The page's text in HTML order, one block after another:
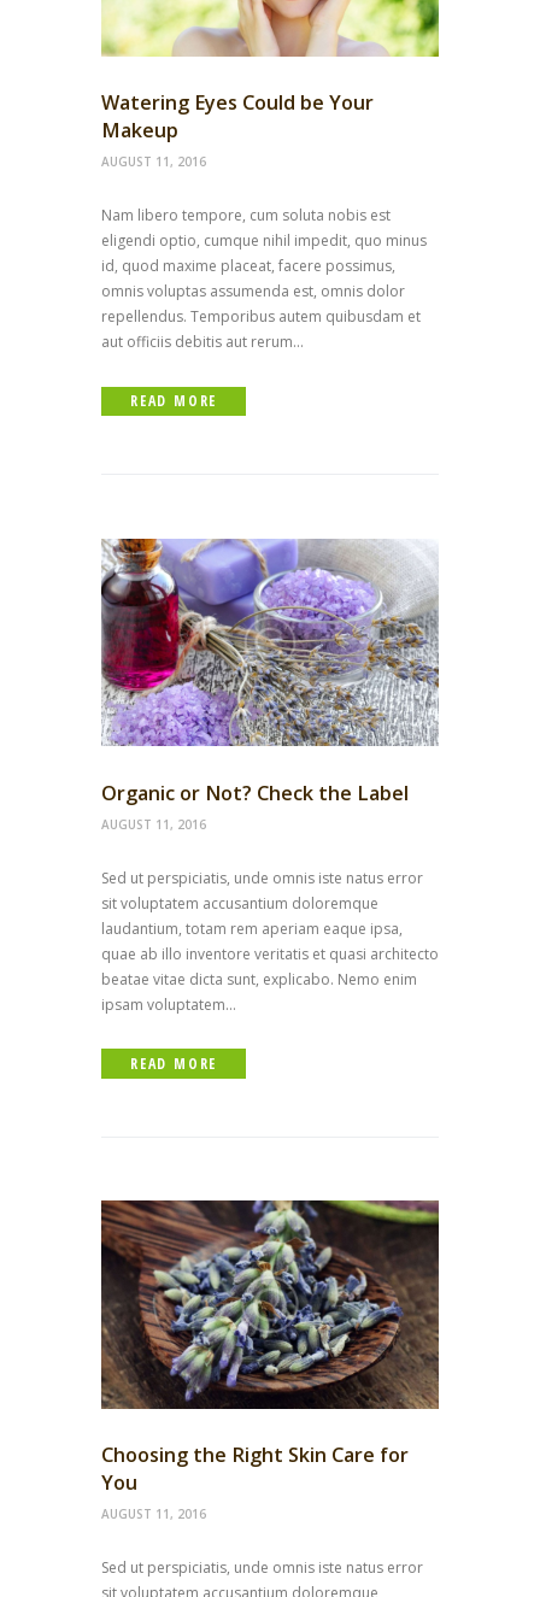
Watering Eyes Could be Your
Makeup
AUGUST 11, 2016
Nam libero tempore, cum soluta nobis est
eligendi optio, cumque nihil impedit, quo minus
id, quod maxime placeat, facere possimus,
omnis voluptas assumenda est, omnis dolor
repellendus. Temporibus autem quibusdam et
aut officiis debitis aut rerum...
READ MORE
Organic or Not? Check the Label
AUGUST 11, 2016
Sed ut perspiciatis, unde omnis iste natus error
sit voluptatem accusantium doloremque
laudantium, totam rem aperiam eaque ipsa,
quae ab illo inventore veritatis et quasi architecto
beatae vitae dicta sunt, explicabo. Nemo enim
ipsam voluptatem...
READ MORE
Choosing the Right Skin Care for
You
AUGUST 11, 2016
Sed ut perspiciatis, unde omnis iste natus error
sit voluptatem accusantium doloremque